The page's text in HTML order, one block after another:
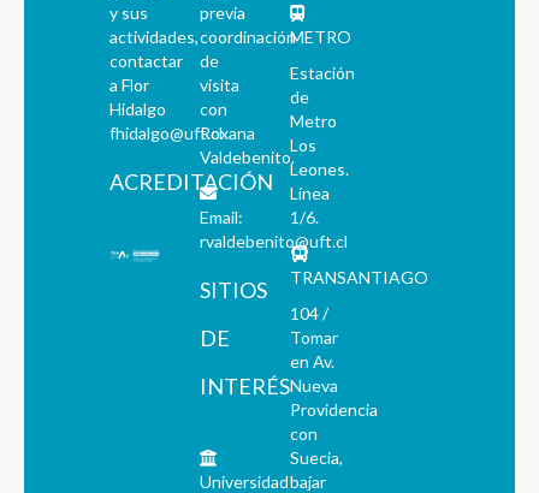
y sus
actividades,
contactar
a Flor
Hidalgo
fhidalgo@uft.cl
ACREDITACIÓN
previa
coordinación
de
visita
con
Roxana
Valdebenito.
Email:
rvaldebenito@uft.cl
SITIOS
DE
INTERÉS
Universidad
METRO
Estación
de
Metro
Los
Leones.
Línea
1/6.
TRANSANTIAGO
104 /
Tomar
en Av.
Nueva
Providencia
con
Suecia,
bajar